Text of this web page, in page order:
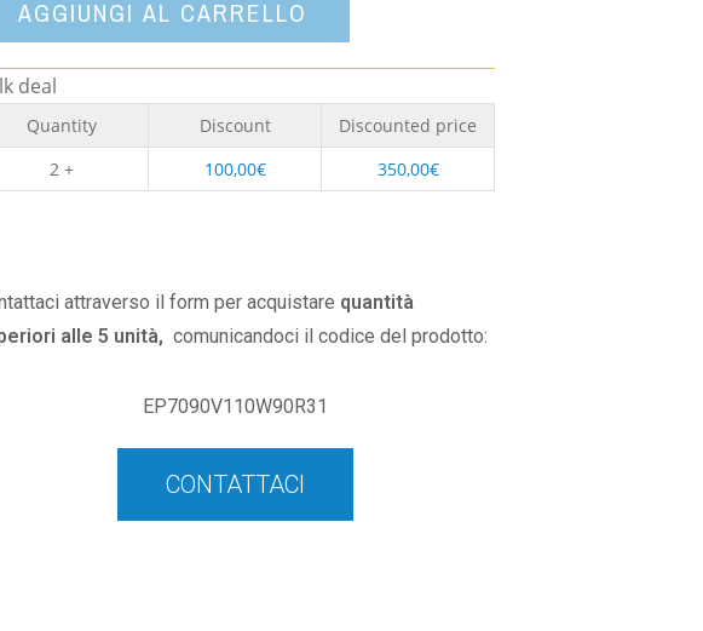
AGGIUNGI AL CARRELLO
deal
Quantity Discount
Discounted price
2 +
100,00€ 350,00€
attraverso il form per acquistare quantità
alle 5 unità, comunicandoci il codice del prodotto:
EP7090V110W90R31
CONTATTACI